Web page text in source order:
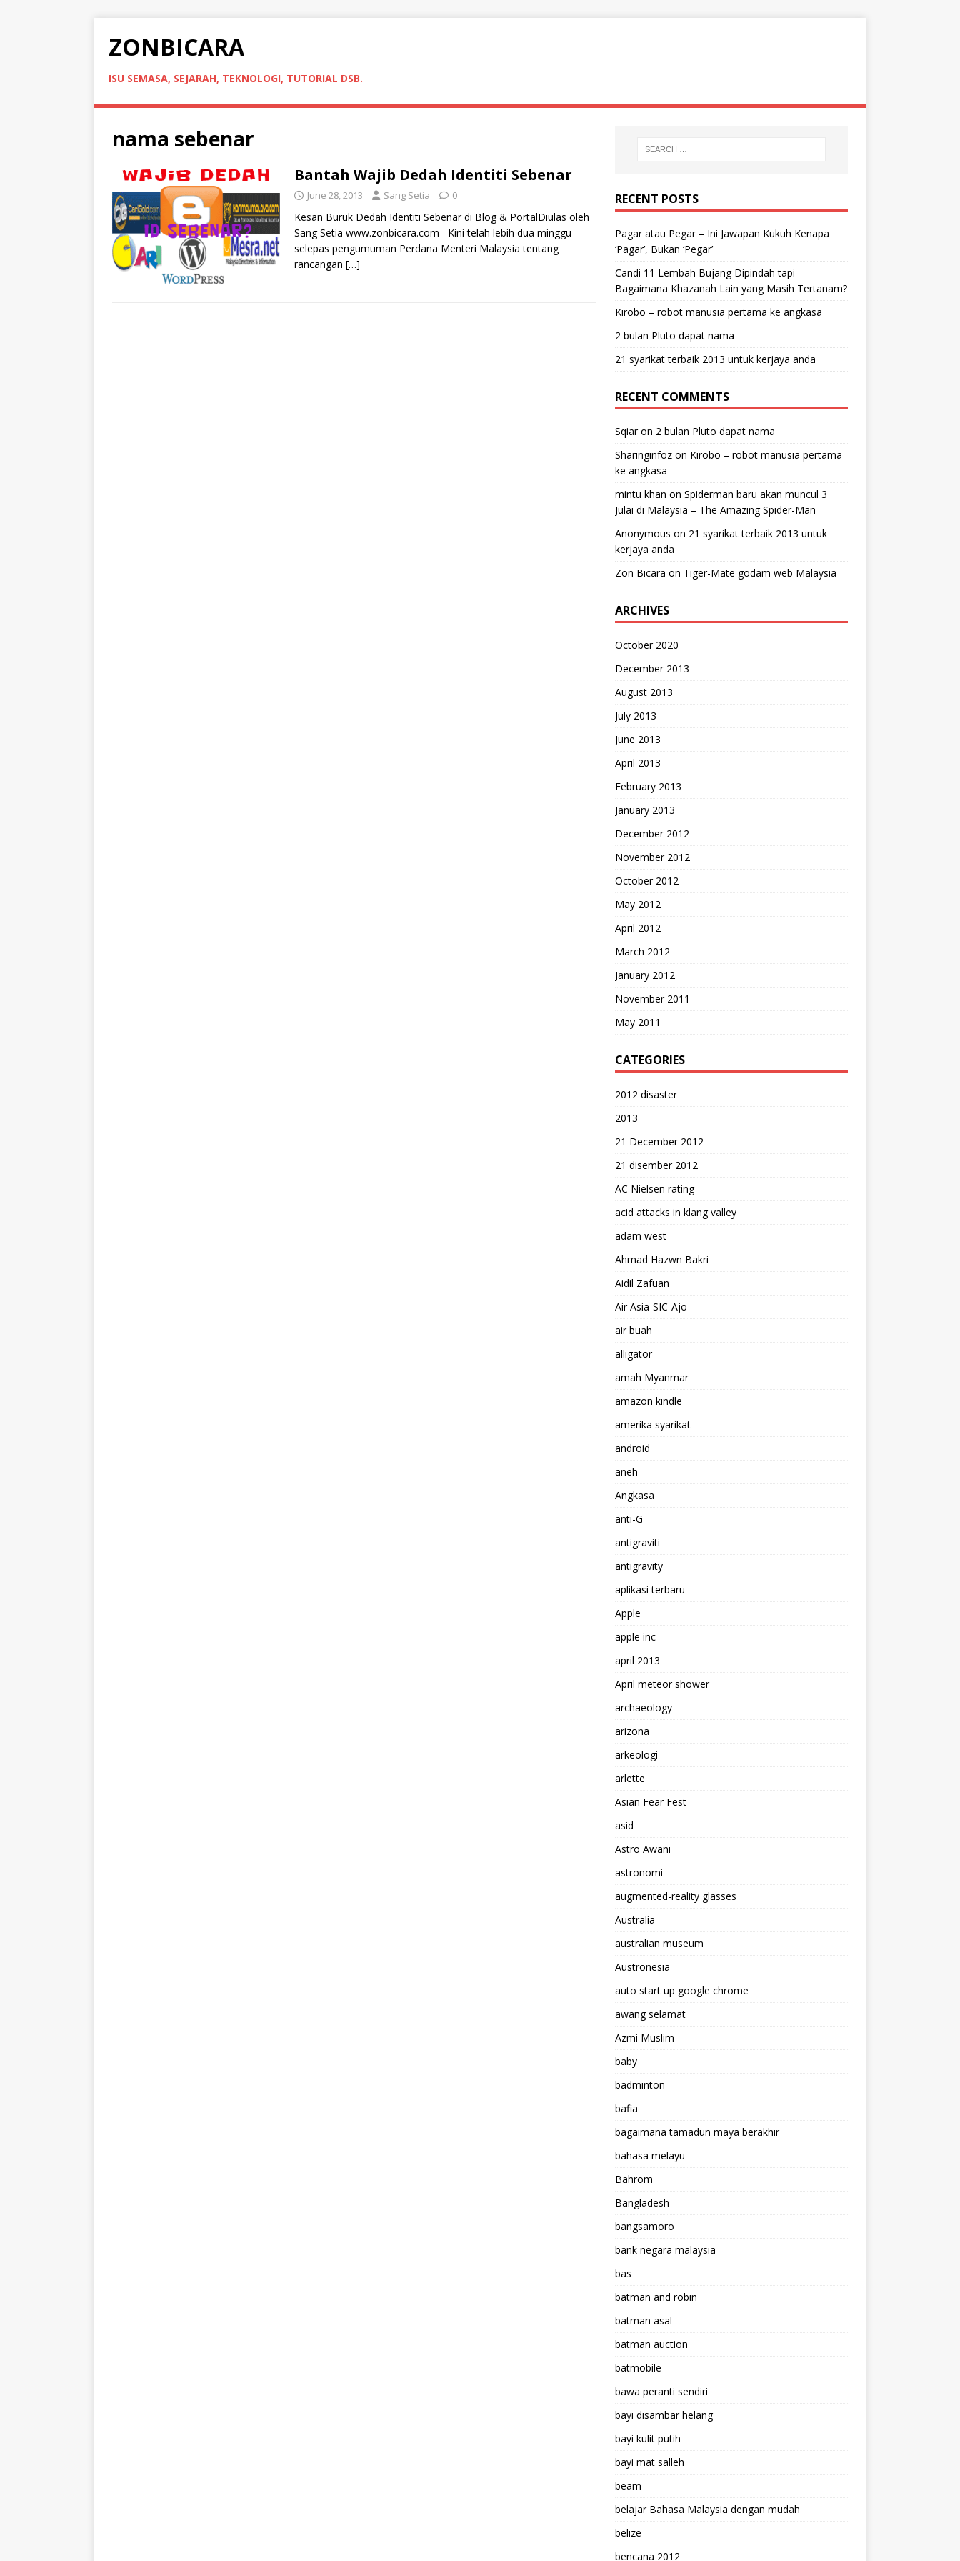
ZONBICARA
ISU SEMASA, SEJARAH, TEKNOLOGI, TUTORIAL DSB.
nama sebenar
Bantah Wajib Dedah Identiti Sebenar
June 28, 2013 Sang Setia 0
Kesan Buruk Dedah Identiti Sebenar di Blog & PortalDiulas oleh
Sang Setia www.zonbicara.com Kini telah lebih dua minggu
selepas pengumuman Perdana Menteri Malaysia tentang
rancangan […]
RECENT POSTS
Pagar atau Pegar – Ini Jawapan Kukuh Kenapa
‘Pagar’, Bukan ‘Pegar’
Candi 11 Lembah Bujang Dipindah tapi
Bagaimana Khazanah Lain yang Masih Tertanam?
Kirobo – robot manusia pertama ke angkasa
2 bulan Pluto dapat nama
21 syarikat terbaik 2013 untuk kerjaya anda
RECENT COMMENTS
Sqiaron 2 bulan Pluto dapat nama
Sharinginfozon Kirobo – robot manusia pertama
ke angkasa
mintu khan on Spiderman baru akan muncul 3
Julai di Malaysia – The Amazing Spider-Man
Anonymous on 21 syarikat terbaik 2013 untuk
kerjaya anda
Zon Bicara on Tiger-Mate godam web Malaysia
ARCHIVES
October 2020
December 2013
August 2013
July 2013
June 2013
April 2013
February 2013
January 2013
December 2012
November 2012
October 2012
May 2012
April 2012
March 2012
January 2012
November 2011
May 2011
CATEGORIES
2012 disaster
2013
21 December 2012
21 disember 2012
AC Nielsen rating
acid attacks in klang valley
adam west
Ahmad Hazwn Bakri
Aidil Zafuan
Air Asia-SIC-Ajo
air buah
alligator
amah Myanmar
amazon kindle
amerika syarikat
android
aneh
Angkasa
anti-G
antigraviti
antigravity
aplikasi terbaru
Apple
apple inc
april 2013
April meteor shower
archaeology
arizona
arkeologi
arlette
Asian Fear Fest
asid
Astro Awani
astronomi
augmented-reality glasses
Australia
australian museum
Austronesia
auto start up google chrome
awang selamat
Azmi Muslim
baby
badminton
bafia
bagaimana tamadun maya berakhir
bahasa melayu
Bahrom
Bangladesh
bangsamoro
bank negara malaysia
bas
batman and robin
batman asal
batman auction
batmobile
bawa peranti sendiri
bayi disambar helang
bayi kulit putih
bayi mat salleh
beam
belajar Bahasa Malaysia dengan mudah
belize
bencana 2012